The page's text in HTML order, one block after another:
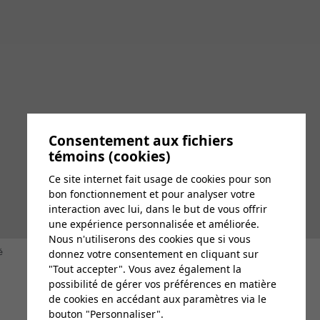
DESIGN + WEB + HÉBERGEMENT
Consentement aux fichiers
témoins (cookies)
Ce site internet fait usage de cookies pour son
bon fonctionnement et pour analyser votre
interaction avec lui, dans le but de vous offrir
une expérience personnalisée et améliorée.
Nous n'utiliserons des cookies que si vous
donnez votre consentement en cliquant sur
"Tout accepter". Vous avez également la
possibilité de gérer vos préférences en matière
de cookies en accédant aux paramètres via le
bouton "Personnaliser".